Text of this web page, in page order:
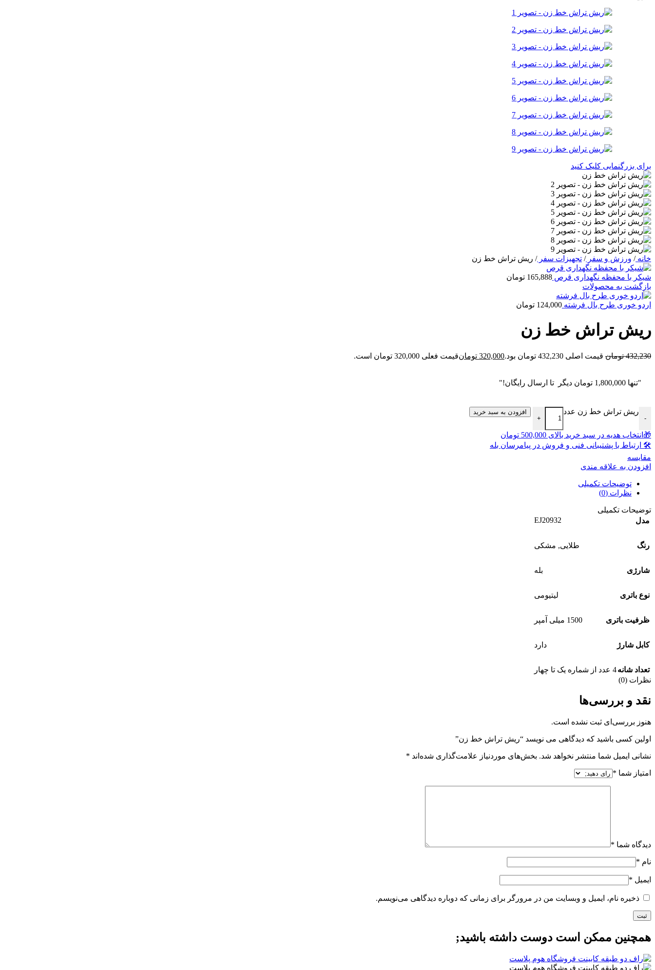
برای بزرگنمایی کلیک کنید
خانه/ ورزش و سفر/ تجهیزات سفر/ ریش تراش خط زن
شیکر با محفظه نگهداری قرص 165,888 تومان
بازگشت به محصولات
اردو خوری طرح بال فرشته 124,000 تومان
ریش تراش خط زن
432,230 تومان قیمت اصلی 432,230 تومان بود. 320,000 تومانقیمت فعلی 320,000 تومان است.
"تنها 1,800,000 تومان دیگر تا ارسال رایگان!"
-
ریش تراش خط زن عدد
+
افزودن به سبد خرید
🎁انتخاب هدیه در سبد خرید بالای 500,000 تومان
🛠 ارتباط با پشتیبانی فنی و فروش در پیامرسان بله
مقايسه
افزودن به علاقه مندی
توضیحات تکمیلی
نظرات (0)
توضیحات تکمیلی
مدل
EJ20932
رنگ طلایی, مشکی
شارژی بله
نوع باتری لیتیومی
ظرفیت باتری 1500 میلی آمپر
کابل شارژ دارد
تعداد شانه4 عدد از شماره یک تا چهار
نظرات (0)
نقد و بررسی‌ها
هنوز بررسی‌ای ثبت نشده است.
اولین کسی باشید که دیدگاهی می نویسد “ریش تراش خط زن”
نشانی ایمیل شما منتشر نخواهد شد. بخش‌های موردنیاز علامت‌گذاری شده‌اند *
امتیاز شما *
دیدگاه شما *
نام *
ایمیل *
ذخیره نام، ایمیل و وبسایت من در مرورگر برای زمانی که دوباره دیدگاهی می‌نویسم.
همچنین ممکن است دوست داشته باشید;